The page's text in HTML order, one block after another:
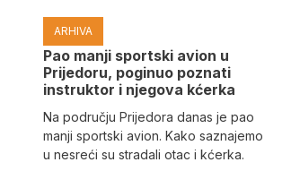
ARHIVA
Pao manji sportski avion u
Prijedoru, poginuo poznati
instruktor i njegova kćerka
Na području Prijedora danas je pao
manji sportski avion. Kako saznajemo
u nesreći su stradali otac i kćerka.